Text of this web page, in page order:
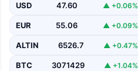
USD 47.60 ▲ +0.06%
EUR 55.06 ▲ +0.09%
ALTIN 6526.7 ▲ +0.47%
BTC 3071429 ▲ +1.04%